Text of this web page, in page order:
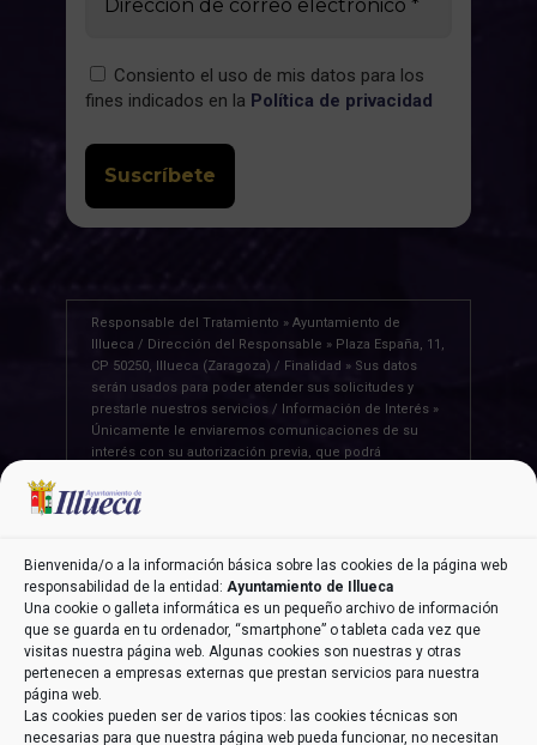
Bienvenida/o a la información básica sobre las cookies de la página web
responsabilidad de la entidad: Ayuntamiento de Illueca
Una cookie o galleta informática es un pequeño archivo de información
que se guarda en tu ordenador, “smartphone” o tableta cada vez que
visitas nuestra página web. Algunas cookies son nuestras y otras
pertenecen a empresas externas que prestan servicios para nuestra
página web.
Las cookies pueden ser de varios tipos: las cookies técnicas son
necesarias para que nuestra página web pueda funcionar, no necesitan
Consiento el uso de mis datos para los
fines indicados en la Política de privacidad
Responsable del Tratamiento » Ayuntamiento de
Illueca / Dirección del Responsable » Plaza España, 11,
CP 50250, Illueca (Zaragoza) / Finalidad » Sus datos
serán usados para poder atender sus solicitudes y
prestarle nuestros servicios / Información de Interés »
Únicamente le enviaremos comunicaciones de su
interés con su autorización previa, que podrá
establecida al efecto / Legitimación » Únicamente
trataremos sus datos con su consentimiento previo,
correspondiente establecida al efecto / Destinatarios »
Con carácter general, sólo el personal de nuestra
entidad que esté debidamente autorizado podrá tener
conocimiento de la información que le pedimos /
Derechos » Tiene derecho a saber qué información
tenemos sobre usted, corregirla y eliminarla, tal y
como se explica en la información adicional
disponible en nuestra página web / Información
Adicional » Más información en el apartado“POLÍTICA